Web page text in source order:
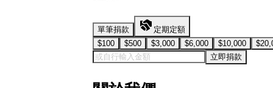
單筆捐款
定期定額
$100
$500 $3,000 $6,000 $10,000
立即捐款